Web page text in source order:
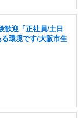
歓迎「正社員/土日
環境です/大阪市生